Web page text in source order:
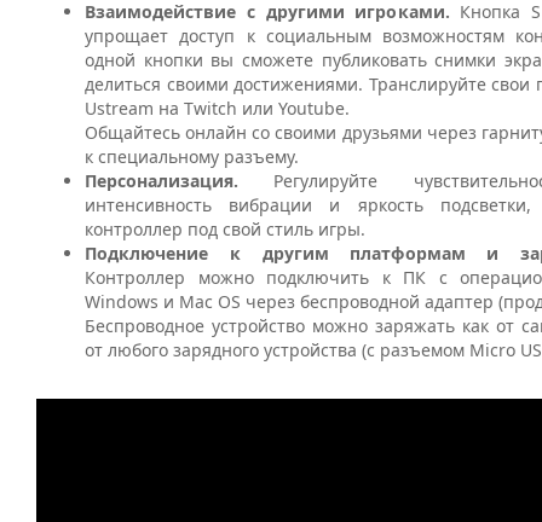
Взаимодействие с другими игроками. Кнопка
упрощает доступ к социальным возможностям
одной кнопки вы сможете публиковать снимки
делиться своими достижениями. Транслируйте свои
Ustream на Twitch или Youtube.
Общайтесь онлайн со своими друзьями через
к специальному разъему.
Персонализация. Регулируйте
интенсивность вибрации и яркость
контроллер под свой стиль игры.
Подключение к другим платформам и
Контроллер можно подключить к ПК с
Windows и Mac OS через беспроводной адаптер
Беспроводное устройство можно заряжать как от
от любого зарядного устройства (с разъемом Micro